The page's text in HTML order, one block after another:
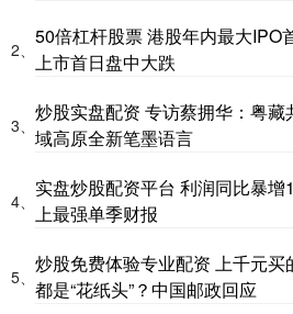
2、
50倍杠杆股票 港股年内最大IPO
上市首日盘中大跌
3、
炒股实盘配资 专访蔡拥华：粤
域高原全新笔墨语言
4、
实盘炒股配资平台 利润同比暴
上最强单季财报
5、
炒股免费体验专业配资 上千元买
都是“花纸头”？中国邮政回应